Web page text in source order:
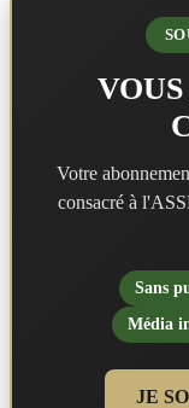
Votre
consacré à
Sans
Média
JE